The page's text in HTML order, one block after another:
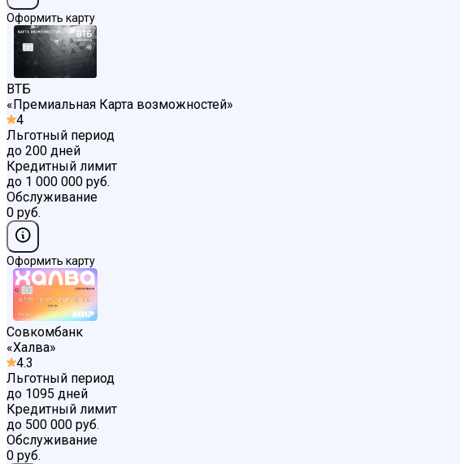
Оформить карту
ВТБ
«Премиальная Карта возможностей»
4
Льготный период
до 200 дней
Кредитный лимит
до 1 000 000 руб.
Обслуживание
0 руб.
Оформить карту
Совкомбанк
«Халва»
4.3
Льготный период
до 1095 дней
Кредитный лимит
до 500 000 руб.
Обслуживание
0 руб.